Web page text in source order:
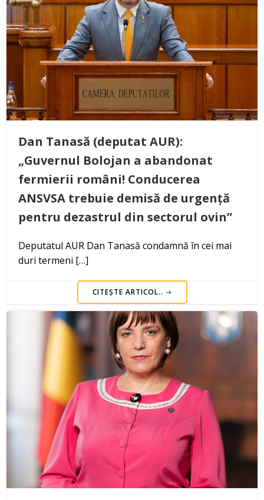
Dan Tanasă (deputat AUR):
„Guvernul Bolojan a abandonat
fermierii români! Conducerea
ANSVSA trebuie demisă de urgență
pentru dezastrul din sectorul ovin”
Deputatul AUR Dan Tanasă condamnă în cei mai
duri termeni […]
CITEȘTE ARTICOL..